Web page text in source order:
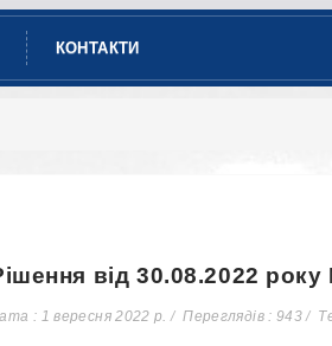
КОНТАКТИ
від 30.08.2022
: 1 вересня 2022 р. Переглядів : 943